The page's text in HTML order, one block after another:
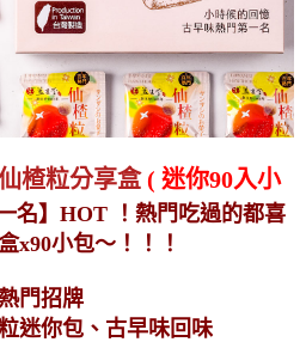
楂粒分享盒( 迷你90入小
名】HOT ！熱門吃過的都喜
x90小包～！！！
門招牌
迷你包、古早味回味